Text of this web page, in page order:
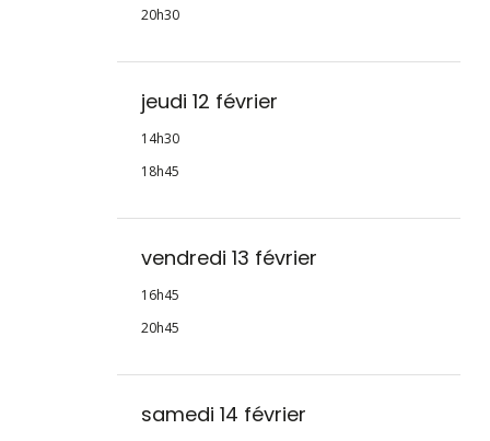
20h30
jeudi 12 février
14h30
18h45
vendredi 13 février
16h45
20h45
samedi 14 février